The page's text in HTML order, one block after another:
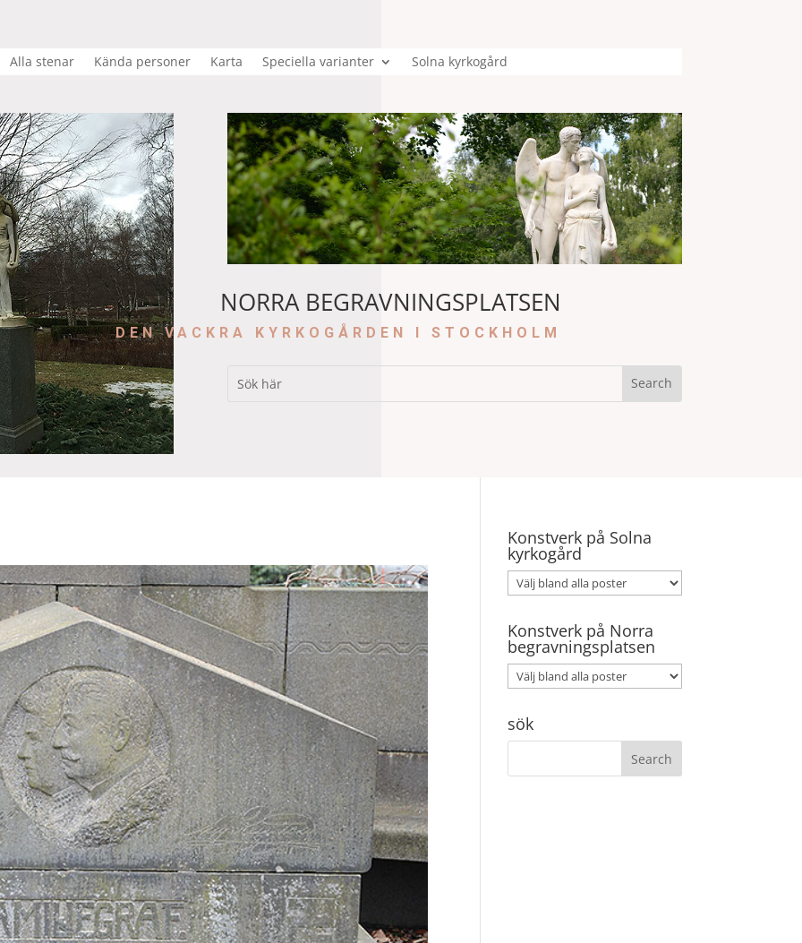
Alla stenar Kända personer Karta Speciella varianter Solna kyrkogård
NORRA BEGRAVNINGSPLATSEN
DEN VACKRA KYRKOGÅRDEN I STOCKHOLM
Konstverk på Solna
kyrkogård
Konstverk på Norra
begravningsplatsen
sök